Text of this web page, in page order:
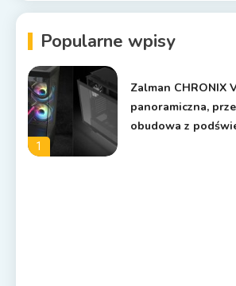
Popularne wpisy
1
Zalman CHRONIX
panoramiczna,
obudowa z